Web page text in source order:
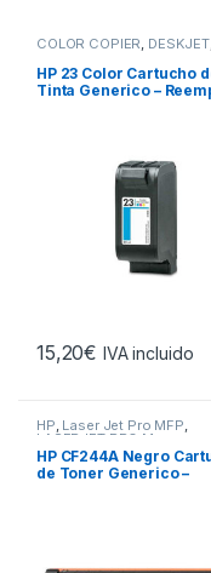
COLOR COPIER DESKJET
OFFICEJET
OFFICEJET R ,OFFICEJET
PSC
HP 23 Color Cartucho
Tinta Generico –
15,20€ IVA incluido
HP, Laser Jet Pro MFP,
LASERJET PRO M
HP CF244A Negro
de Toner Generico –